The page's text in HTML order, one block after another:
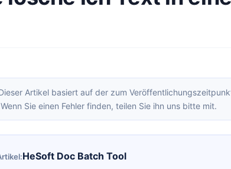
Sie einen Fehler finden, teilen Sie ihn uns bitte mit.
HeSoft Doc Batch Tool